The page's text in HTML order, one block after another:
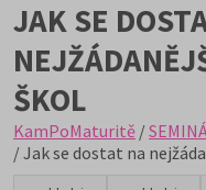
JAK SE
ŠKOL
KamPoMaturitě /
/ Jak se dostat na